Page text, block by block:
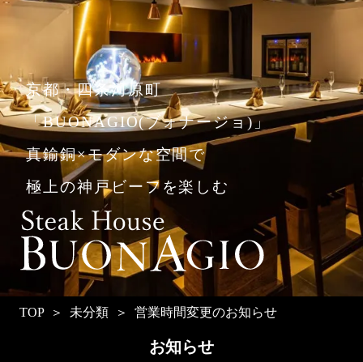
京都・四条河原町
「BUONAGIO(ブォナージョ)」
真鍮銅×モダンな空間で
極上の神戸ビーフを楽しむ
TOP 未分類 営業時間変更のお知らせ
お知らせ